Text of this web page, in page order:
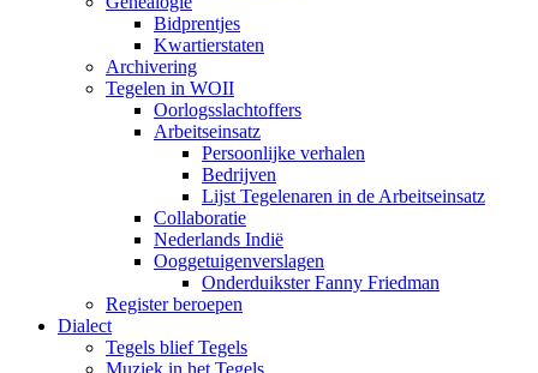
Bidprentjes
Kwartierstaten
Archivering
Tegelen in WOII
Oorlogsslachtoffers
Arbeitseinsatz
Persoonlijke verhalen
Bedrijven
Lijst Tegelenaren in de Arbeitseinsatz
Collaboratie
Nederlands Indië
Ooggetuigenverslagen
Onderduikster Fanny Friedman
Register beroepen
Dialect
Tegels blief Tegels
Muziek in het Tegels